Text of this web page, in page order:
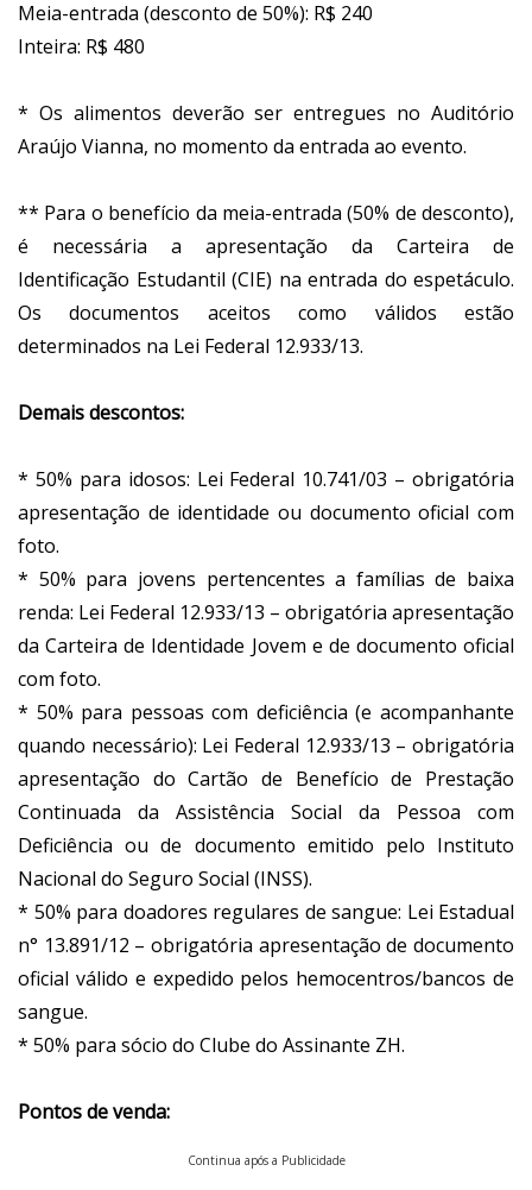
Meia-entrada (desconto de 50%): R$ 240
Inteira: R$ 480
* Os alimentos deverão ser entregues no Auditório
Araújo Vianna, no momento da entrada ao evento.
** Para o benefício da meia-entrada (50% de desconto),
é necessária a apresentação da Carteira de
Identificação Estudantil (CIE) na entrada do espetáculo.
Os documentos aceitos como válidos estão
determinados na Lei Federal 12.933/13.
Demais descontos:
* 50% para idosos: Lei Federal 10.741/03 – obrigatória
apresentação de identidade ou documento oficial com
foto.
* 50% para jovens pertencentes a famílias de baixa
renda: Lei Federal 12.933/13 – obrigatória apresentação
da Carteira de Identidade Jovem e de documento oficial
com foto.
* 50% para pessoas com deficiência (e acompanhante
quando necessário): Lei Federal 12.933/13 – obrigatória
apresentação do Cartão de Benefício de Prestação
Continuada da Assistência Social da Pessoa com
Deficiência ou de documento emitido pelo Instituto
Nacional do Seguro Social (INSS).
* 50% para doadores regulares de sangue: Lei Estadual
n° 13.891/12 – obrigatória apresentação de documento
oficial válido e expedido pelos hemocentros/bancos de
sangue.
* 50% para sócio do Clube do Assinante ZH.
Pontos de venda:
Continua após a Publicidade